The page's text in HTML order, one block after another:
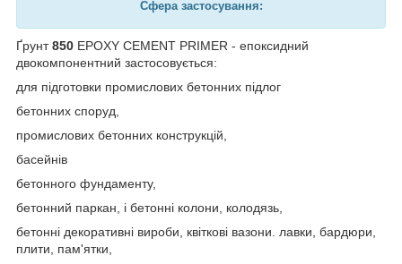
Сфера застосування:
Ґрунт850 EPOXY CEMENT PRIMER - епоксидний
двокомпонентний застосовується:
для підготовки промислових бетонних підлог
бетонних споруд,
промислових бетонних конструкцій,
басейнів
бетонного фундаменту,
бетонний паркан, і бетонні колони, колодязь,
бетонні декоративні вироби, квіткові вазони. лавки, бардюри,
плити, пам'ятки,